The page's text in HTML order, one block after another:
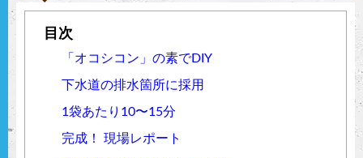
「オコシコン」の素でDIY
下水道の排水箇所に採用
1袋あたり10〜15分
完成！ 現場レポート